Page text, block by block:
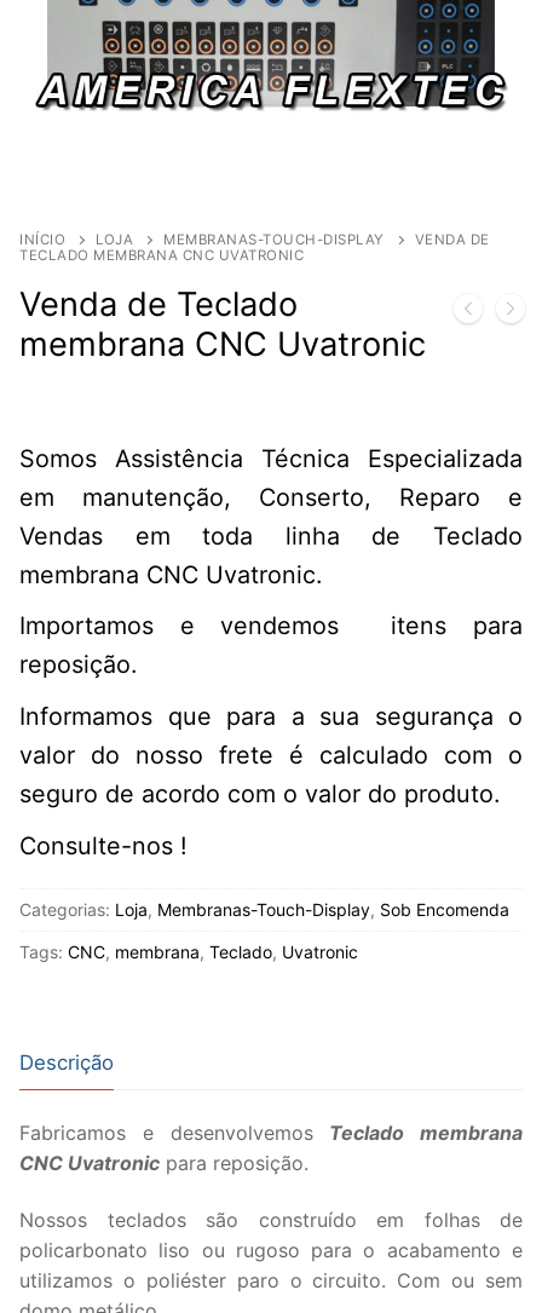
INÍCIO LOJA MEMBRANAS-TOUCH-DISPLAY
VENDA DE
TECLADO MEMBRANA CNC UVATRONIC
Venda de Teclado
membrana CNC Uvatronic
Somos Assistência Técnica Especializada
em manutenção, Conserto, Reparo e
Vendas em toda linha de Teclado
membrana CNC Uvatronic.
Importamos e vendemos itens para
reposição.
Informamos que para a sua segurança o
valor do nosso frete é calculado com o
seguro de acordo com o valor do produto.
Consulte-nos !
Categorias: Loja, Membranas-Touch-Display, Sob Encomenda
Tags: CNC, membrana, Teclado, Uvatronic
Descrição
Fabricamos e desenvolvemos Teclado membrana
CNC Uvatronic para reposição.
Nossos teclados são construído em folhas de
policarbonato liso ou rugoso para o acabamento e
utilizamos o poliéster paro o circuito. Com ou sem